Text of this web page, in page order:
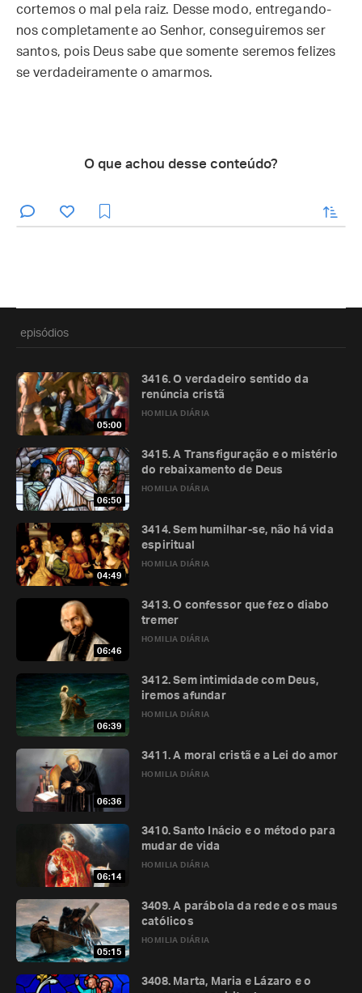
cortemos o mal pela raiz. Desse modo, entregando-
nos completamente ao Senhor, conseguiremos ser
santos, pois Deus sabe que somente seremos felizes
se verdadeiramente o amarmos.
O que achou desse conteúdo?
enviar
episódios
05:00
HOMILIA DIÁRIA
3416. O verdadeiro sentido da
renúncia cristã
06:50
HOMILIA DIÁRIA
3415. A Transfiguração e o mistério
do rebaixamento de Deus
04:49
HOMILIA DIÁRIA
3414. Sem humilhar-se, não há vida
espiritual
06:46
HOMILIA DIÁRIA
3413. O confessor que fez o diabo
tremer
06:39
HOMILIA DIÁRIA
3412. Sem intimidade com Deus,
iremos afundar
06:36
HOMILIA DIÁRIA
3411. A moral cristã e a Lei do amor
06:14
HOMILIA DIÁRIA
3410. Santo Inácio e o método para
mudar de vida
05:15
HOMILIA DIÁRIA
3409. A parábola da rede e os maus
católicos
3408. Marta, Maria e Lázaro e o